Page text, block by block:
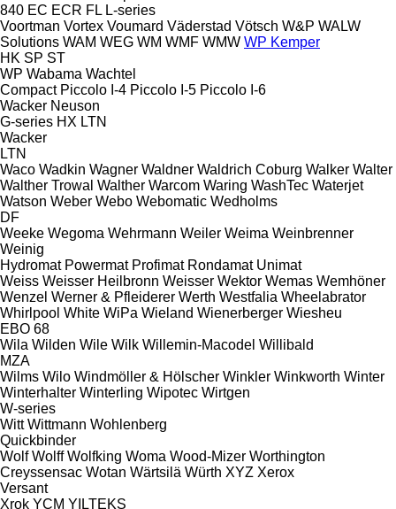
840 EC ECR FL L-series
Voortman Vortex Voumard Väderstad Vötsch W&P WALW
Solutions WAM WEG WM WMF WMW WP Kemper
HK SP ST
WP Wabama Wachtel
Compact Piccolo I-4 Piccolo I-5 Piccolo I-6
Wacker Neuson
G-series HX LTN
Wacker
LTN
Waco Wadkin Wagner Waldner Waldrich Coburg Walker Walter
Walther Trowal Walther Warcom Waring WashTec Waterjet
Watson Weber Webo Webomatic Wedholms
DF
Weeke Wegoma Wehrmann Weiler Weima Weinbrenner
Weinig
Hydromat Powermat Profimat Rondamat Unimat
Weiss Weisser Heilbronn Weisser Wektor Wemas Wemhöner
Wenzel Werner & Pfleiderer Werth Westfalia Wheelabrator
Whirlpool White WiPa Wieland Wienerberger Wiesheu
EBO 68
Wila Wilden Wile Wilk Willemin-Macodel Willibald
MZA
Wilms Wilo Windmöller & Hölscher Winkler Winkworth Winter
Winterhalter Winterling Wipotec Wirtgen
W-series
Witt Wittmann Wohlenberg
Quickbinder
Wolf Wolff Wolfking Woma Wood-Mizer Worthington
Creyssensac Wotan Wärtsilä Würth XYZ Xerox
Versant
Xrok YCM YILTEKS